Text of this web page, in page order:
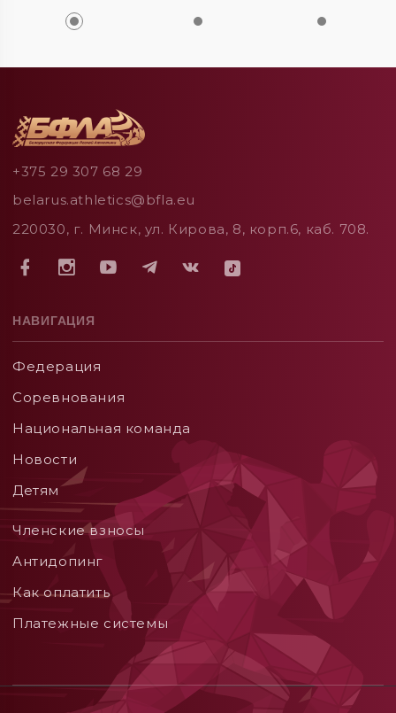
+375 29 307 68 29
belarus.athletics@bfla.eu
220030, г. Минск, ул. Кирова, 8, корп.6, каб. 708.
НАВИГАЦИЯ
Федерация
Соревнования
Национальная команда
Новости
Детям
Членские взносы
Aнтидопинг
Как оплатить
Платежные системы